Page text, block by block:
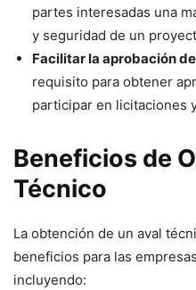
partes interesadas una
y seguridad de un
Facilitar la aprobación
requisito para obtener
participar en licitaciones
Beneficios de
Técnico
La obtención de un aval
beneficios para las
incluyendo: